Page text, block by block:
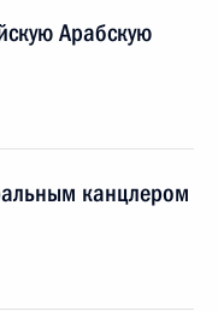
Арабскую
канцлером